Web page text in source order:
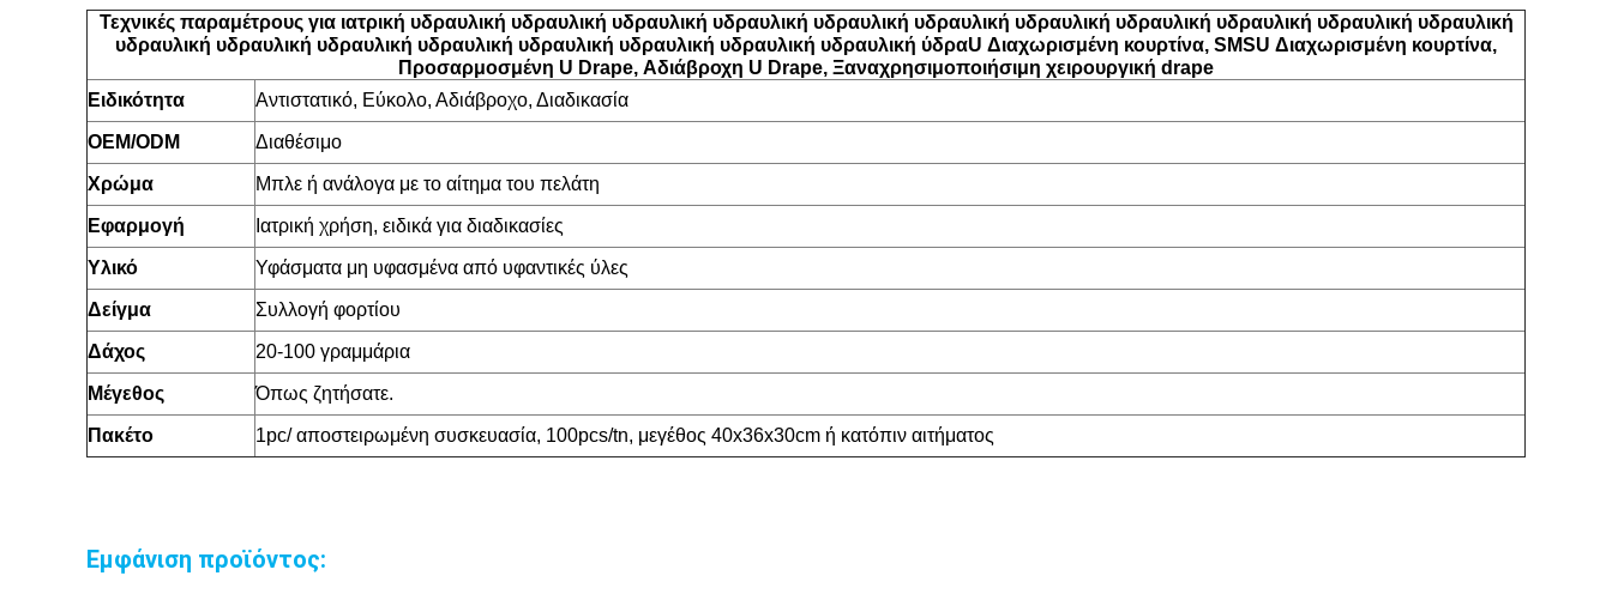
Τεχνικές παραμέτρους για ιατρική υδραυλική υδραυλική υδραυλική υδραυλική υδραυλική υδραυλική υδραυλική υδραυλική υδραυλική υδραυλική υδραυλική
υδραυλική υδραυλική υδραυλική υδραυλική υδραυλική υδραυλική υδραυλική υδραυλική ύδραU Διαχωρισμένη κουρτίνα, SMSU Διαχωρισμένη κουρτίνα,
Προσαρμοσμένη U Drape, Αδιάβροχη U Drape, Ξαναχρησιμοποιήσιμη χειρουργική drape
Ειδικότητα
Αντιστατικό, Εύκολο, Αδιάβροχο, Διαδικασία
OEM/ODM Διαθέσιμο
Χρώμα Μπλε ή ανάλογα με το αίτημα του πελάτη
Εφαρμογή Ιατρική χρήση, ειδικά για διαδικασίες
Υλικό Υφάσματα μη υφασμένα από υφαντικές ύλες
Δείγμα Συλλογή φορτίου
Δάχος 20-100 γραμμάρια
Μέγεθος Όπως ζητήσατε.
Πακέτο 1pc/ αποστειρωμένη συσκευασία, 100pcs/tn, μεγέθος 40x36x30cm ή κατόπιν αιτήματος
Εμφάνιση προϊόντος: